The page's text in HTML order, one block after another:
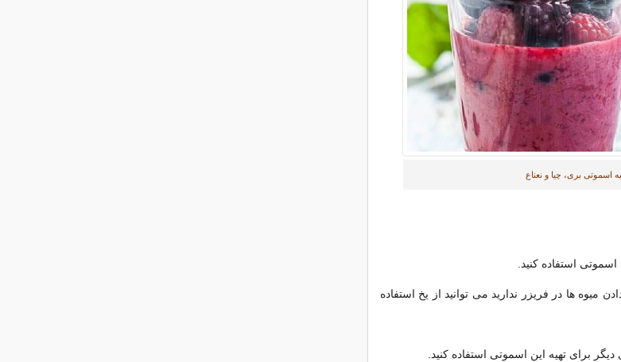
اسموتی بری، چیا و نعناع
استفاده کنید.
میوه ها در فریزر ندارید می توانید از یخ استفاده
برای تهیه این اسموتی استفاده کنید.